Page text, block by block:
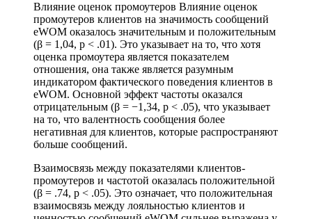
Влияние оценок промоутеров Влияние оценок
промоутеров клиентов на значимость сообщений
eWOM оказалось значительным и положительным
(β = 1,04, p < .01). Это указывает на то, что хотя
оценка промоутера является показателем
отношения, она также является разумным
индикатором фактического поведения клиентов в
eWOM. Основной эффект частоты оказался
отрицательным (β = −1,34, p < .05), что указывает
на то, что валентность сообщения более
негативная для клиентов, которые распространяют
больше сообщений.
Взаимосвязь между показателями клиентов-
промоутеров и частотой оказалась положительной
(β = .74, p < .05). Это означает, что положительная
взаимосвязь между лояльностью клиентов и